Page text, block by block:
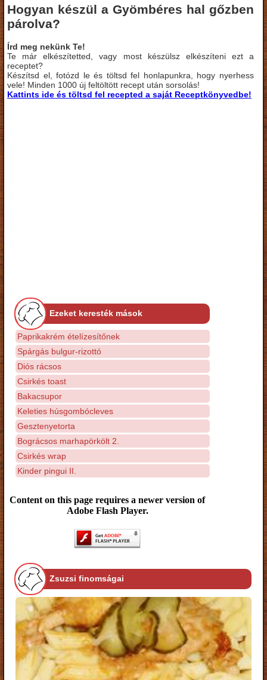
Hogyan készül a Gyömbéres hal gőzben
párolva?
Írd meg nekünk Te!
Te már elkészítetted, vagy most készülsz elkészíteni ezt a
receptet?
Készítsd el, fotózd le és töltsd fel honlapunkra, hogy nyerhess
vele! Minden 1000 új feltöltött recept után sorsolás!
Kattints ide és töltsd fel recepted a saját Receptkönyvedbe!
Ezeket keresték mások
Paprikakrém ételízesítőnek
Spárgás bulgur-rizottó
Diós rácsos
Csirkés toast
Bakacsupor
Keleties húsgombócleves
Gesztenyetorta
Bográcsos marhapörkölt 2.
Csirkés wrap
Kinder pingui II.
Content on this page requires a newer version of
Adobe Flash Player.
Zsuzsi finomságai